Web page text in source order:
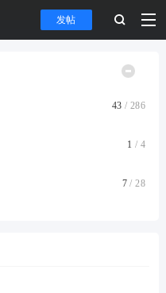
发帖
43 / 286
1 / 4
7/ 28